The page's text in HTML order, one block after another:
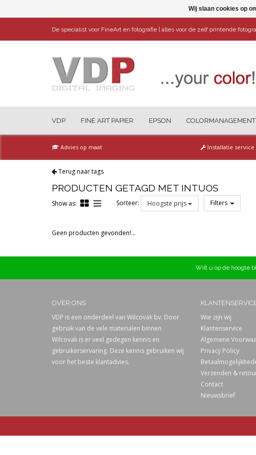
De specialist voor FineArt en fotografie | alles voor de zelf printende
VDP FINE ART PAPIER EPSON COLORMANAGEMENT
Advies op maat Installatie service
Terug naar tags
PRODUCTEN GETAGD MET INTUOS
Show as: Sorteer: Hoogste prijs Filters
Prijs
Geen producten gevonden!...
Wilt u op de hoogte
OVER ONS
VDP is een onderdeel van Wilcovak bv. Door
gebruik van de vele materialen binnen
Wilcovak is er veel gedegen kennis en
gebruikerservaring. Deze kennis gebruiken wij
voor het beste klantadvies.
Wie zijn wij
Klantenservice
Algemene
Privacy Policy
Verzenden &
Contact
Nieuwsbrief
Wij slaan cookies op